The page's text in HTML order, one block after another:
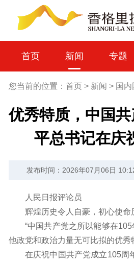
首页 新闻 专题
您当前的位置： 首页 > 新闻 > 国
优秀特质，中国
平总书记在庆
发布时间：2026年07月06日
人民日报评论员
辉煌历史令人自豪，初心使命
“中国共产党之所以能够在
他政党和政治力量无可比拟的优秀
在庆祝中国共产党成立105周